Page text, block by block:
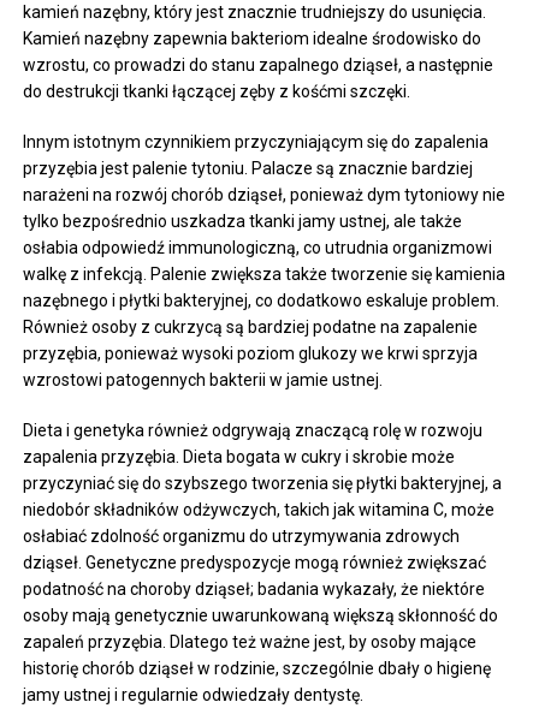
kamień nazębny, który jest znacznie trudniejszy do usunięcia.
Kamień nazębny zapewnia bakteriom idealne środowisko do
wzrostu, co prowadzi do stanu zapalnego dziąseł, a następnie
do destrukcji tkanki łączącej zęby z kośćmi szczęki.
Innym istotnym czynnikiem przyczyniającym się do zapalenia
przyzębia jest palenie tytoniu. Palacze są znacznie bardziej
narażeni na rozwój chorób dziąseł, ponieważ dym tytoniowy nie
tylko bezpośrednio uszkadza tkanki jamy ustnej, ale także
osłabia odpowiedź immunologiczną, co utrudnia organizmowi
walkę z infekcją. Palenie zwiększa także tworzenie się kamienia
nazębnego i płytki bakteryjnej, co dodatkowo eskaluje problem.
Również osoby z cukrzycą są bardziej podatne na zapalenie
przyzębia, ponieważ wysoki poziom glukozy we krwi sprzyja
wzrostowi patogennych bakterii w jamie ustnej.
Dieta i genetyka również odgrywają znaczącą rolę w rozwoju
zapalenia przyzębia. Dieta bogata w cukry i skrobie może
przyczyniać się do szybszego tworzenia się płytki bakteryjnej, a
niedobór składników odżywczych, takich jak witamina C, może
osłabiać zdolność organizmu do utrzymywania zdrowych
dziąseł. Genetyczne predyspozycje mogą również zwiększać
podatność na choroby dziąseł; badania wykazały, że niektóre
osoby mają genetycznie uwarunkowaną większą skłonność do
zapaleń przyzębia. Dlatego też ważne jest, by osoby mające
historię chorób dziąseł w rodzinie, szczególnie dbały o higienę
jamy ustnej i regularnie odwiedzały dentystę.